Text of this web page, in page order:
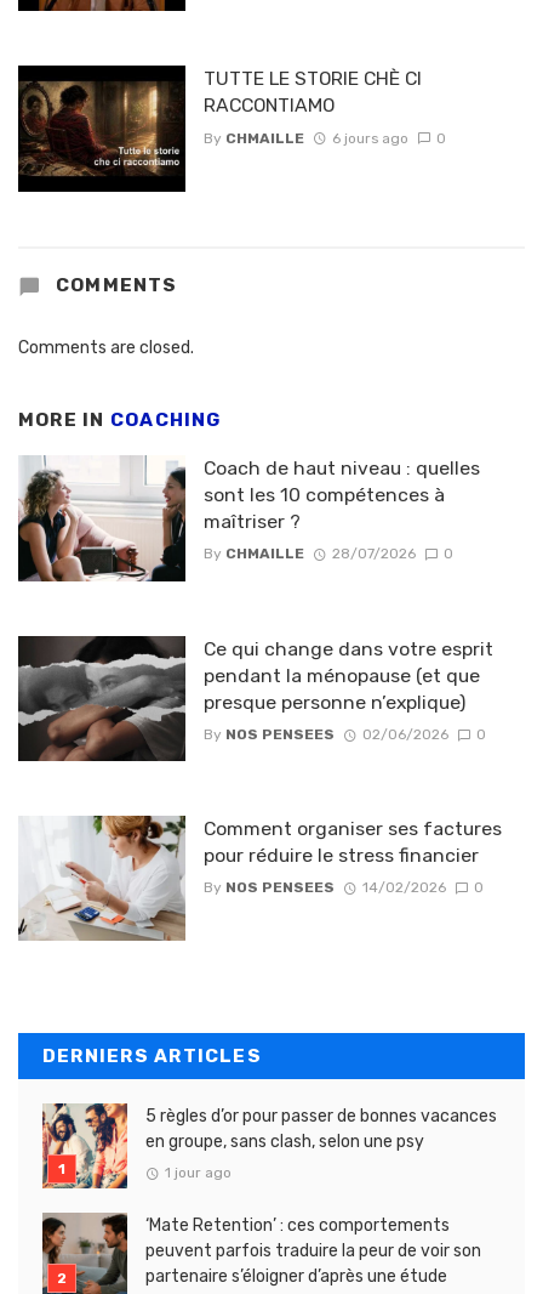
TUTTE LE STORIE CHÈ CI
RACCONTIAMO
By CHMAILLE 6 jours ago 0
COMMENTS
Comments are closed.
MORE IN COACHING
Coach de haut niveau : quelles
sont les 10 compétences à
maîtriser ?
By CHMAILLE 28/07/2026 0
Ce qui change dans votre esprit
pendant la ménopause (et que
presque personne n’explique)
By NOS PENSEES 02/06/2026 0
Comment organiser ses factures
pour réduire le stress financier
By NOS PENSEES 14/02/2026 0
DERNIERS ARTICLES
5 règles d’or pour passer de bonnes vacances
en groupe, sans clash, selon une psy
1 jour ago
‘Mate Retention’ : ces comportements
peuvent parfois traduire la peur de voir son
partenaire s’éloigner d’après une étude